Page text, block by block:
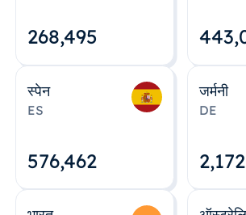
268,495
स्पेन
ES
576,463
जर्मनी
DE